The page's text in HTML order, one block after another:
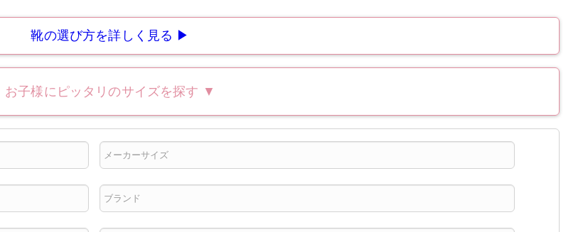
靴の選び方を詳しく見る ▶
お子様にピッタリのサイズを探す ▼